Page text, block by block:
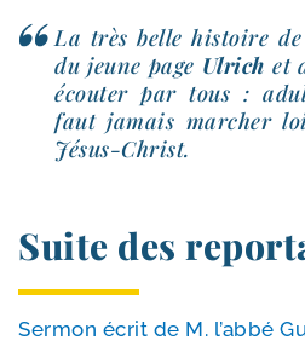
La très belle his­toire
du jeune page Ulrich et
écou­ter par tous :
faut jamais mar­cher
Jésus-Christ.
Suite des
Sermon écrit de M. l’ab­bé